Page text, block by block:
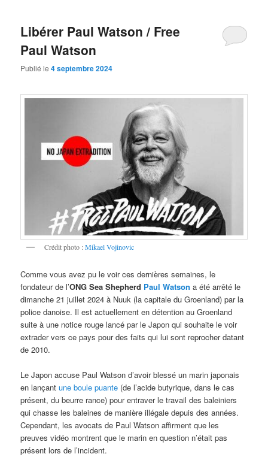
Libérer Paul Watson / Free
Paul Watson
Publié le4 septembre 2024
Crédit photo :Mikael Vojinovic
Comme vous avez pu le voir ces dernières semaines, le
fondateur de l’ONG Sea Shepherd Paul Watson a été arrêté le
dimanche 21 juillet 2024 à Nuuk (la capitale du Groenland) par la
police danoise. Il est actuellement en détention au Groenland
suite à une notice rouge lancé par le Japon qui souhaite le voir
extrader vers ce pays pour des faits qui lui sont reprocher datant
de 2010.
Le Japon accuse Paul Watson d’avoir blessé un marin japonais
en lançantune boule puante (de l’acide butyrique, dans le cas
présent, du beurre rance) pour entraver le travail des baleiniers
qui chasse les baleines de manière illégale depuis des années.
Cependant, les avocats de Paul Watson affirment que les
preuves vidéo montrent que le marin en question n’était pas
présent lors de l’incident.